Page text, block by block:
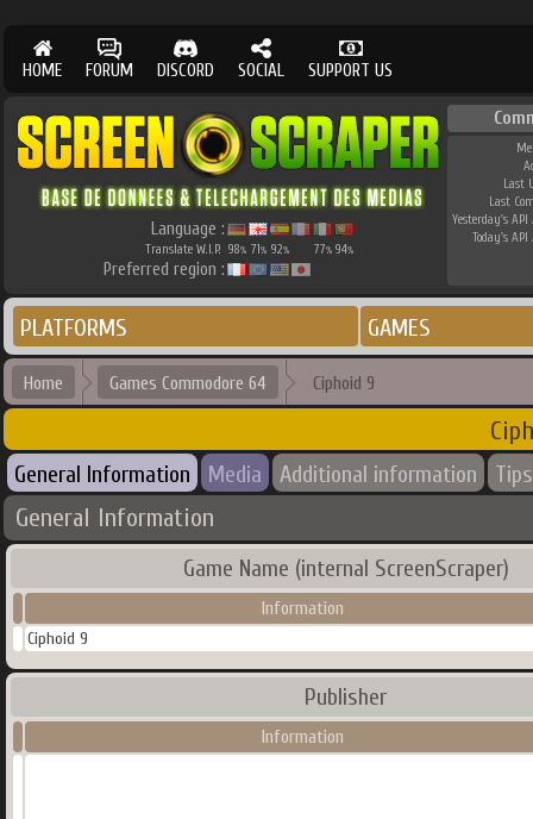
HOME FORUM DISCORD SOCIAL SUPPORT US
Language :
Translate W.I.P. 98% 71% 92% 77% 94%
Preferred region :
Last
Last
Yesterday's API
Today's API
PLATFORMS GAMES
Home Games Commodore 64 Ciphoid 9
General Information Media Additional information Tips
General Information
Game Name (internal ScreenScraper)
Information
Ciphoid 9
Publisher
Information